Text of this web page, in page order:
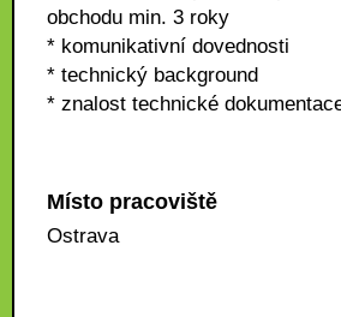
obchodu min. 3 roky
* komunikativní dovednosti
* technický background
* znalost technické
Místo pracoviště
Ostrava